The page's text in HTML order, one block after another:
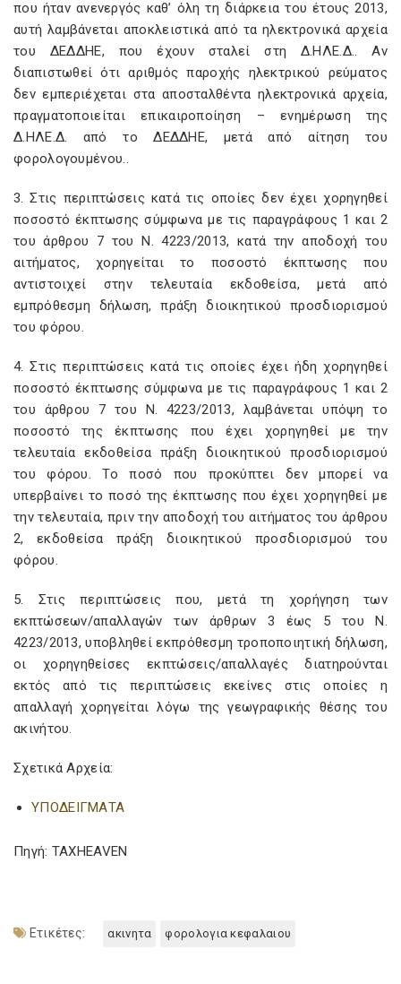
που ήταν ανενεργός καθ’ όλη τη διάρκεια του έτους 2013,
αυτή λαμβάνεται αποκλειστικά από τα ηλεκτρονικά αρχεία
του ΔΕΔΔΗΕ, που έχουν σταλεί στη Δ.ΗΛΕ.Δ.. Αν
διαπιστωθεί ότι αριθμός παροχής ηλεκτρικού ρεύματος
δεν εμπεριέχεται στα αποσταλθέντα ηλεκτρονικά αρχεία,
πραγματοποιείται επικαιροποίηση – ενημέρωση της
Δ.ΗΛΕ.Δ. από το ΔΕΔΔΗΕ, μετά από αίτηση του
φορολογουμένου..
3. Στις περιπτώσεις κατά τις οποίες δεν έχει χορηγηθεί
ποσοστό έκπτωσης σύμφωνα με τις παραγράφους 1 και 2
του άρθρου 7 του Ν. 4223/2013, κατά την αποδοχή του
αιτήματος, χορηγείται το ποσοστό έκπτωσης που
αντιστοιχεί στην τελευταία εκδοθείσα, μετά από
εμπρόθεσμη δήλωση, πράξη διοικητικού προσδιορισμού
του φόρου.
4. Στις περιπτώσεις κατά τις οποίες έχει ήδη χορηγηθεί
ποσοστό έκπτωσης σύμφωνα με τις παραγράφους 1 και 2
του άρθρου 7 του Ν. 4223/2013, λαμβάνεται υπόψη το
ποσοστό της έκπτωσης που έχει χορηγηθεί με την
τελευταία εκδοθείσα πράξη διοικητικού προσδιορισμού
του φόρου. Το ποσό που προκύπτει δεν μπορεί να
υπερβαίνει το ποσό της έκπτωσης που έχει χορηγηθεί με
την τελευταία, πριν την αποδοχή του αιτήματος του άρθρου
2, εκδοθείσα πράξη διοικητικού προσδιορισμού του
φόρου.
5. Στις περιπτώσεις που, μετά τη χορήγηση των
εκπτώσεων/απαλλαγών των άρθρων 3 έως 5 του Ν.
4223/2013, υποβληθεί εκπρόθεσμη τροποποιητική δήλωση,
οι χορηγηθείσες εκπτώσεις/απαλλαγές διατηρούνται
εκτός από τις περιπτώσεις εκείνες στις οποίες η
απαλλαγή χορηγείται λόγω της γεωγραφικής θέσης του
ακινήτου.
Σχετικά Αρχεία:
ΥΠΟΔΕΙΓΜΑΤΑ
Πηγή: TAXHEAVEN
Ετικέτες: ακινητα φορολογια κεφαλαιου